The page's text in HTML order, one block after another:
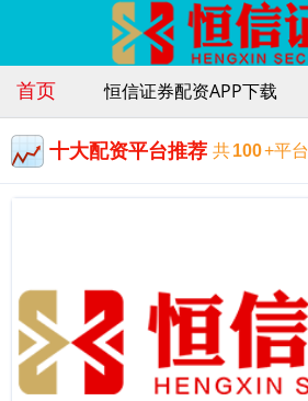
首页 恒信证券配资APP下载
十大配资平台推荐 共100+平台